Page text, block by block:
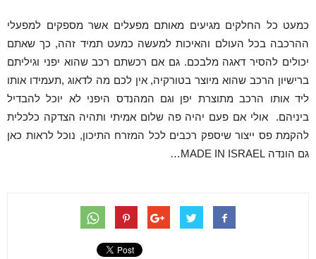
כמעט כל החלקים מגיעים מאותם מפעלים אשר מספקים למפעלי
ההרכבה בכל העולם והאיכות למעשה כמעט תמיד זהה, כך שאתם
יכולים להסיר דאגה מלבכם. גם אם רכשתם רכב שהוא יפני וגיליתם
ברישיון הרכב שהוא מיוצר בטורקיה, אין לכם מה לדאוג ,תעמידו אותו
ליד אותו הרכב מתוצרת יפן וגם המהנדס היפני לא יוכל להבדיל
ביניהם. אולי אם פעם יהיה פה שלום אמיתי ותהיה הצדקה כלכלית
להקמת פס ייצור שיספק רכבים לכל המזרח התיכון, נוכל לראות כאן
גם הונדה MADE IN ISRAEL…